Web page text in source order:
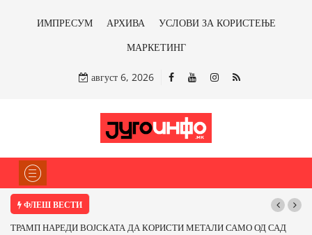
ИМПРЕСУМ АРХИВА
УСЛОВИ ЗА КОРИСТЕЊЕ
МАРКЕТИНГ
август 6, 2026
ФЛЕШ ВЕСТИ
ТРАМП НАРЕДИ ВОЈСКАТА ДА КОРИСТИ МЕТАЛИ САМО ОД САД